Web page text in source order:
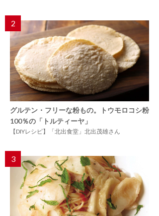
2
グルテン・フリーな粉もの。トウモロコシ粉
100％の「トルティーヤ」
【DIYレシピ】「北出食堂」北出茂雄さん
3